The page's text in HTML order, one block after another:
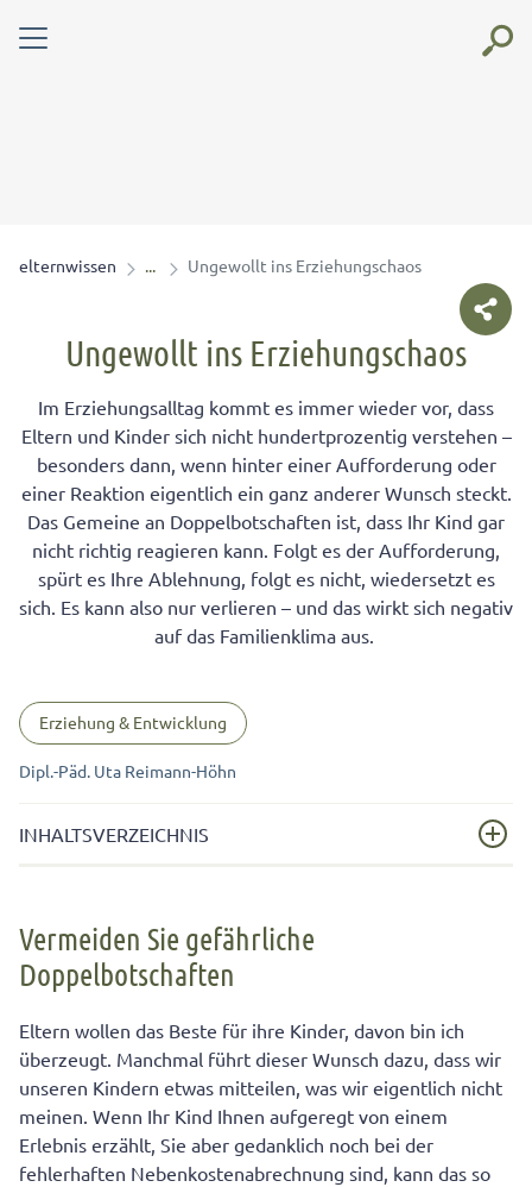
elternwissen Ungewollt ins Erziehungschaos
Ungewollt ins Erziehungschaos
Im Erziehungsalltag kommt es immer wieder vor, dass
Eltern und Kinder sich nicht hundertprozentig verstehen –
besonders dann, wenn hinter einer Aufforderung oder
einer Reaktion eigentlich ein ganz anderer Wunsch steckt.
Das Gemeine an Doppelbotschaften ist, dass Ihr Kind gar
nicht richtig reagieren kann. Folgt es der Aufforderung,
spürt es Ihre Ablehnung, folgt es nicht, wiedersetzt es
sich. Es kann also nur verlieren – und das wirkt sich negativ
auf das Familienklima aus.
Erziehung & Entwicklung
Dipl.-Päd. Uta Reimann-Höhn
INHALTSVERZEICHNIS
2. Grund der Doppelbotschaft: Sie drücken sich unklar
aus
Wortwahl Ihrer Aussage passen nicht zusammen
Wertvolle Fakten über gelungene Kommunikation
Zusammenfassung: So vermeiden Sie
Doppelbotschaften
Vermeiden Sie gefährliche
Doppelbotschaften
Eltern wollen das Beste für ihre Kinder, davon bin ich
überzeugt. Manchmal führt dieser Wunsch dazu, dass wir
unseren Kindern etwas mitteilen, was wir eigentlich nicht
meinen. Wenn Ihr Kind Ihnen aufgeregt von einem
Erlebnis erzählt, Sie aber gedanklich noch bei der
fehlerhaften Nebenkostenabrechnung sind, kann das so